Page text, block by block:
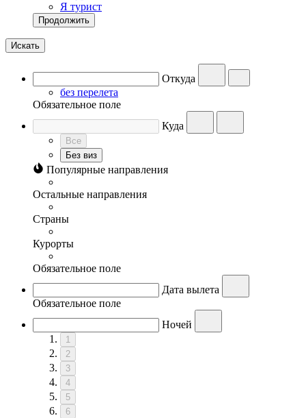
Я турист
Продолжить
Искать
Откуда
без перелета
Обязательное поле
Куда
Все
Без виз
Популярные направления
Остальные направления
Страны
Курорты
Обязательное поле
Дата вылета
Обязательное поле
Ночей
1
2
3
4
5
6